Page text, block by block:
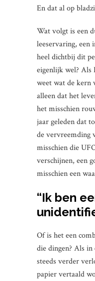
En dat al op
Wat volgt is een
leeservaring, een
heel dichtbij dit
eigenlijk wel? Als
weet wat de kern
alleen dat het
het misschien
jaar geleden dat
de vervreemding
misschien die
verschijnen, een
misschien een
“Ik ben
Of is het een
die dingen? Als
steeds verder
papier vertaald